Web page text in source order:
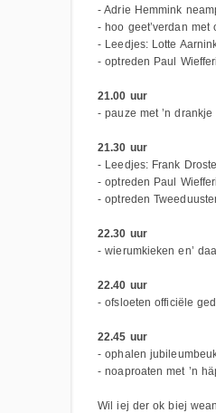
- Adrie Hemmink
- hoo geet’verdan
- Leedjes: Lotte
- optreden Paul
21.00 uur
- pauze met ’n drankje
21.30 uur
- Leedjes: Frank Droste
- optreden Paul
- optreden
22.30 uur
- wierumkieken en’
22.40 uur
- ofsloeten officiële
22.45 uur
- ophalen
- noaproaten met ’n
Wil iej der ok biej